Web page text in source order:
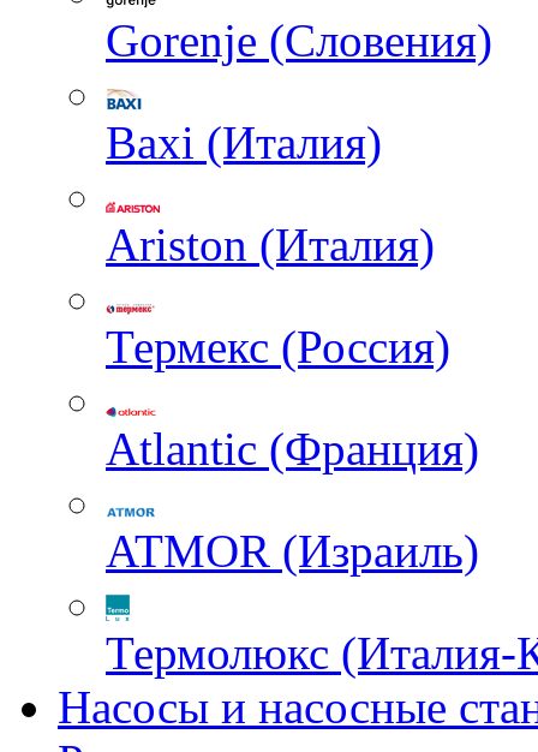
Gorenje (Словения)
Baxi (Италия)
Ariston (Италия)
Термекс (Россия)
Atlantic (Франция)
ATMOR (Израиль)
Термолюкс (Италия-
Насосы и насосные